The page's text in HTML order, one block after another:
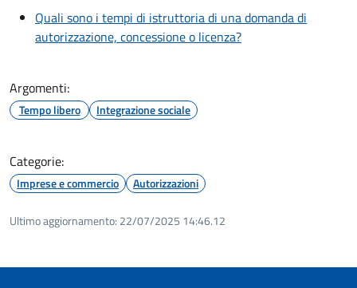
Quali sono i tempi di istruttoria di una domanda di
autorizzazione, concessione o licenza?
Argomenti:
Tempo libero Integrazione sociale
Categorie:
Imprese e commercio Autorizzazioni
Ultimo aggiornamento: 22/07/2025 14:46.12